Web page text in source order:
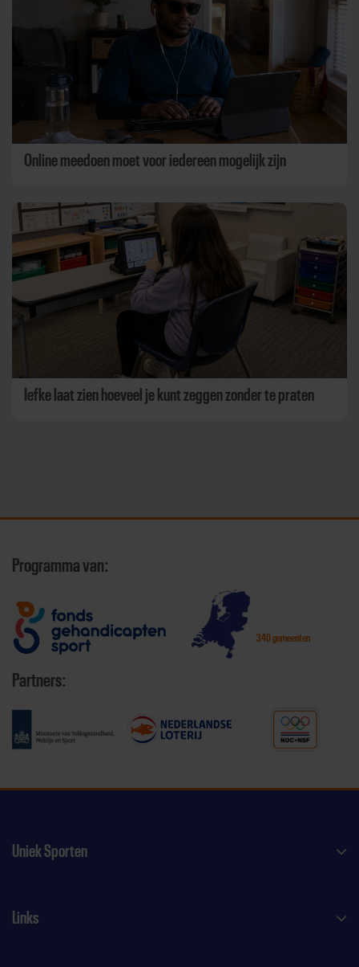
Online meedoen moet voor iedereen mogelijk zijn
Iefke laat zien hoeveel je kunt zeggen zonder te praten
Programma van:
340 gemeenten
Partners:
Uniek Sporten
Links